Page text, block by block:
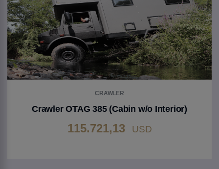
CRAWLER
Crawler OTAG 385 (Cabin w/o Interior)
115.721,13 USD